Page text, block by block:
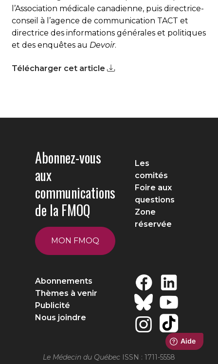
l’Association médicale canadienne, puis directrice-
conseil à l’agence de communication TACT et
directrice des informations générales et politiques
et des enquêtes au Devoir.
Télécharger cet article
Abonnez-vous
aux
communications
de la FMOQ
MON FMOQ
Les
comités
Foire aux
questions
Zone
réservée
Abonnements
Thèmes à venir
Publicité
Nous joindre
Le Médecin du Québec ISSN : 1711-5558